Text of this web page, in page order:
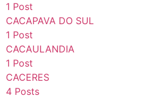
1 Post
CACAPAVA DO SUL
1 Post
CACAULANDIA
1 Post
CACERES
4 Posts